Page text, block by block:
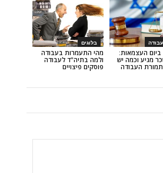
בלוגים
מהי התעמרות בעבודה
ולמה בתיה"ד לעבודה
פוסקים פיצויים